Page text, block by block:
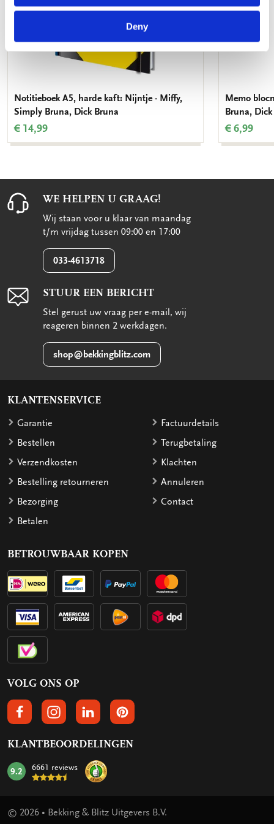
Deny
Notitieboek A5, harde kaft: Nijntje - Miffy,
Simply Bruna, Dick Bruna
€ 14,99
Memo
Bruna,
€ 6,99
WE HELPEN U GRAAG!
Wij staan voor u klaar van maandag
t/m vrijdag tussen 09:00 en 17:00
033-4613718
STUUR EEN BERICHT
Stel gerust uw vraag per e-mail, wij
reageren binnen 2 werkdagen.
shop@bekkingblitz.com
KLANTENSERVICE
Garantie
Bestellen
Verzendkosten
Bestelling retourneren
Bezorging
Betalen
Factuurdetails
Terugbetaling
Klachten
Annuleren
Contact
BETROUWBAAR KOPEN
VOLG ONS OP
VOLGS ONS OP FACEBOOK
VOLG ONS OP INSTAGRAM
VOLG ONS OP LINKEDIN
VOLG ONS OP PINTEREST
KLANTBEOORDELINGEN
mark:
9.2 6661 reviews
© 2026 • Bekking & Blitz Uitgevers B.V.